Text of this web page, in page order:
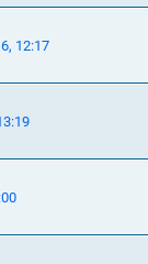
12:17